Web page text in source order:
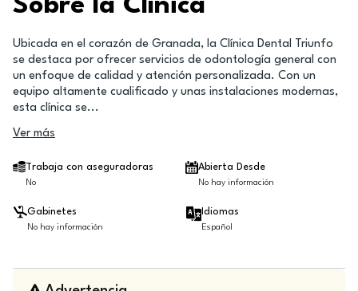
Sobre la Clínica
Ubicada en el corazón de Granada, la Clínica Dental Triunfo
se destaca por ofrecer servicios de odontología general con
un enfoque de calidad y atención personalizada. Con un
equipo altamente cualificado y unas instalaciones modernas,
esta clínica se...
Ver más
Trabaja con aseguradoras
No
Abierta Desde
No hay información
Gabinetes
No hay información
Idiomas
Español